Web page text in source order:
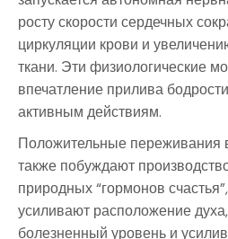
росту скорости сердечных
циркуляции крови и
ткани. Эти физиологические
впечатление прилива
активным действиям.
Положительные переживания
также побуждают
природных “гормонов
усиливают расположение
болезненный уровень и